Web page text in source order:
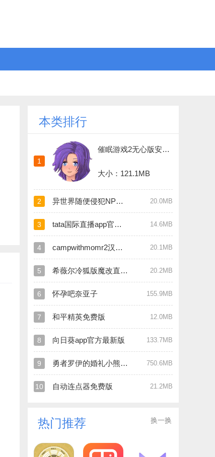
本类排行
1
催眠游戏2无心版安卓手游正式版
大小：121.1MB
2 异世界随便侵犯NPC直装版 20.0MB
3 tata国际直播app官方版 14.6MB
4 campwithmomr2汉化版 20.1MB
5 希薇尔冷狐版魔改直装版 20.2MB
6 怀孕吧奈亚子 155.9MB
7 和平精英免费版 12.0MB
8 向日葵app官方最新版 133.7MB
9 勇者罗伊的婚礼小熊移植版 750.6MB
10 自动连点器免费版 21.2MB
热门推荐 换一换